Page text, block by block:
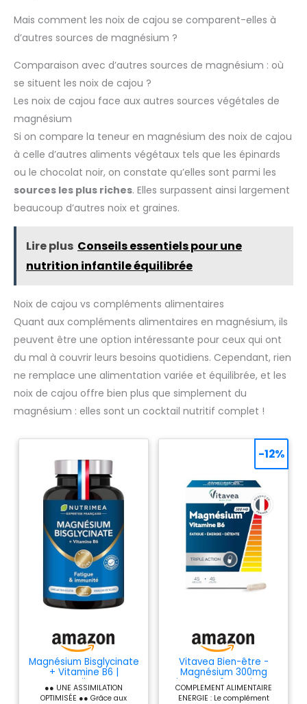
Mais comment les noix de cajou se comparent-elles à
d’autres sources de magnésium ?
Comparaison avec d’autres sources de magnésium : où
se situent les noix de cajou ?
Les noix de cajou face aux autres sources végétales de
magnésium
Si on compare la teneur en magnésium des noix de cajou
à celle d’autres aliments végétaux tels que les épinards
ou le chocolat noir, on constate qu’elles sont parmi les
sources les plus riches. Elles surpassent ainsi largement
beaucoup d’autres noix et graines.
Lire plus Conseils essentiels pour une
nutrition infantile équilibrée
Noix de cajou vs compléments alimentaires
Quant aux compléments alimentaires en magnésium, ils
peuvent être une option intéressante pour ceux qui ont
du mal à couvrir leurs besoins quotidiens. Cependant, rien
ne remplace une alimentation variée et équilibrée, et les
noix de cajou offre bien plus que simplement du
magnésium : elles sont un cocktail nutritif complet !
Magnésium Bisglycinate
+ Vitamine B6 |
Sommeil, Stress,
Fatigue
●● UNE ASSIMILATION
OPTIMISÉE ●● Grâce aux
Vitavea Bien-être -
Magnésium 300mg
Vitamine B6 - Fatigue -
Cure 45 jours
COMPLEMENT ALIMENTAIRE
ENERGIE : Le complément
-12%